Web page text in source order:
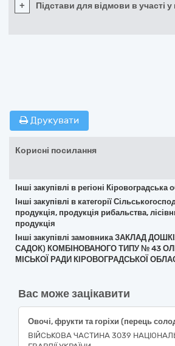
+ Підстави для відмови в участі у
Друкувати
Корисні посилання
Інші закупівлі в регіоні Кіровоградська
Інші закупівлі в категорії
продукція, продукція рибальства,
продукція
Інші закупівлі замовника ЗАКЛАД
САДОК) КОМБІНОВАНОГО ТИПУ № 43
МІСЬКОЇ РАДИ КІРОВОГРАДСЬКОЇ
Вас може зацікавити
ВІЙСЬКОВА ЧАСТИНА 3039